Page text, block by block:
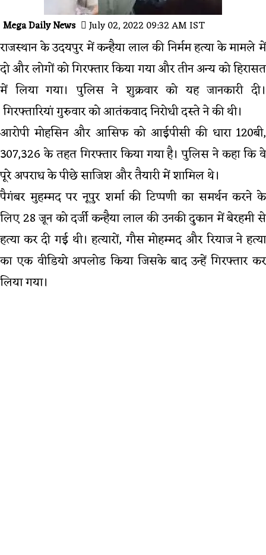
Mega Daily News July 02, 2022 09:32 AM IST
राजस्थान के उदयपुर में कन्हैया लाल की निर्मम हत्या के मामले में
दो और लोगों को गिरफ्तार किया गया और तीन अन्य को हिरासत
में लिया गया। पुलिस ने शुक्रवार को यह जानकारी दी।
गिरफ्तारियां गुरुवार को आतंकवाद निरोधी दस्ते ने की थी।
आरोपी मोहसिन और आसिफ को आईपीसी की धारा 120बी,
307,326 के तहत गिरफ्तार किया गया है। पुलिस ने कहा कि वे
पूरे अपराध के पीछे साजिश और तैयारी में शामिल थे।
पैगंबर मुहम्मद पर नूपुर शर्मा की टिप्पणी का समर्थन करने के
लिए 28 जून को दर्जी कन्हैया लाल की उनकी दुकान में बेरहमी से
हत्या कर दी गई थी। हत्यारों, गौस मोहम्मद और रियाज ने हत्या
का एक वीडियो अपलोड किया जिसके बाद उन्हें गिरफ्तार कर
लिया गया।